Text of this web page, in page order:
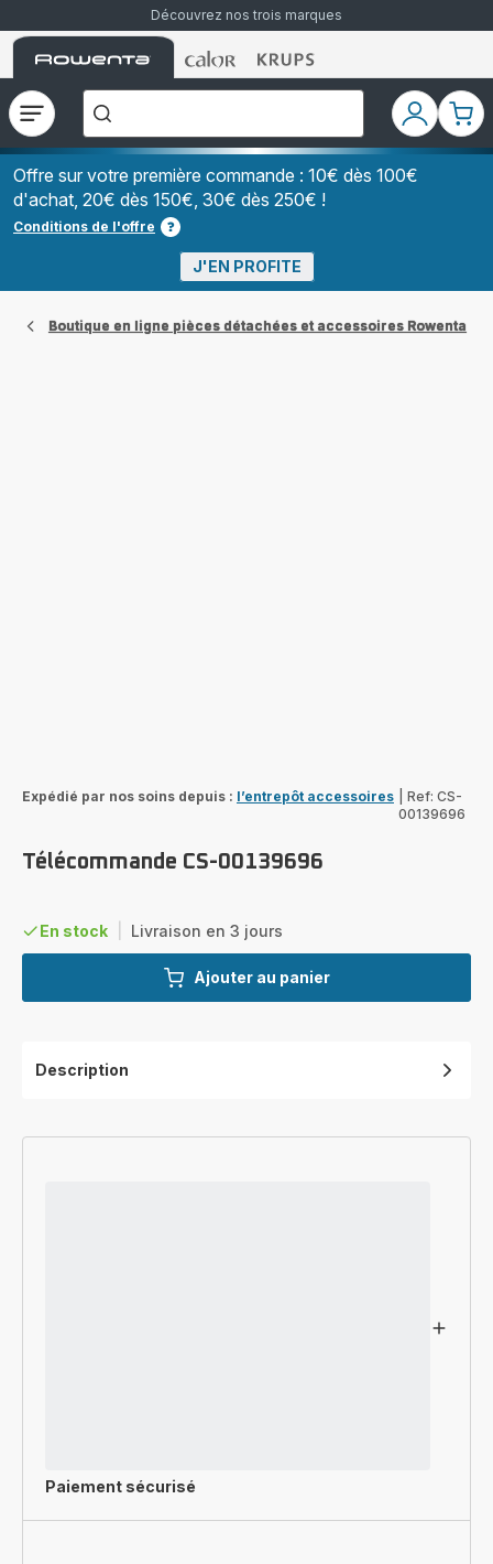
Découvrez nos trois marques
Accueil
Rowenta
Accueil
Rowenta
Accueil
Rowenta
Ouvrir
le
menu
recherchez-
vous
?","Aspirateurs
à
Grains","Centrales
Vapeurs","Sèche
Cheveux"]
Mon
compte
Mon
Offre sur votre première commande : 10€ dès 100€
d'achat, 20€ dès 150€, 30€ dès 250€ !
Conditions de l'offre
J'EN PROFITE
Boutique en ligne pièces détachées et accessoires Rowenta
Expédié par nos soins depuis : l’entrepôt accessoires
Ref: CS-
00139696
Télécommande CS-00139696
En stock Livraison en 3 jours
Ajouter au panier
Description
Paiement sécurisé